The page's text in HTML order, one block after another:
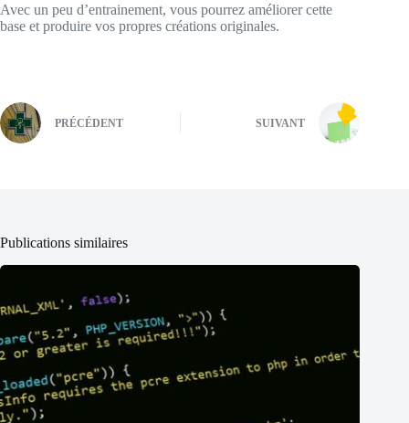
Avec un peu d’entrainement, vous pourrez améliorer cette
base et produire vos propres créations originales.
PRÉCÉDENT SUIVANT
Publications similaires